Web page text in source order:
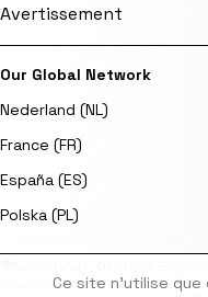
Avertissement
Our Global Network
Nederland (NL)
France (FR)
España (ES)
Polska (PL)
Svenska ·Dansk Norsk ·Suomi
Ce site n'utilise que